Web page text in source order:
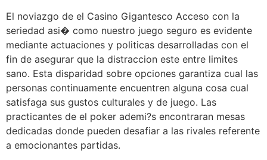
El noviazgo de el Casino Gigantesco Acceso con la
seriedad asi� como nuestro juego seguro es evidente
mediante actuaciones y politicas desarrolladas con el
fin de asegurar que la distraccion este entre limites
sano. Esta disparidad sobre opciones garantiza cual las
personas continuamente encuentren alguna cosa cual
satisfaga sus gustos culturales y de juego. Las
practicantes de el poker ademi?s encontraran mesas
dedicadas donde pueden desafiar a las rivales referente
a emocionantes partidas.